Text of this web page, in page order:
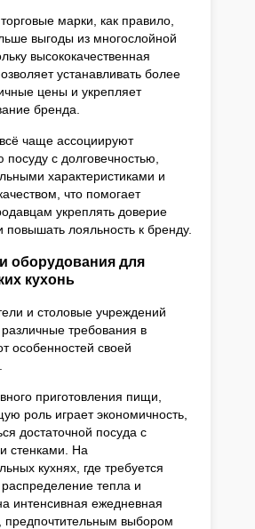
марки, как правило,
выгоды из многослойной
высококачественная
устанавливать более
цены и укрепляет
бренда.
чаще ассоциируют
с долговечностью,
характеристиками и
что помогает
укреплять доверие
повышать лояльность к бренду.
оборудования для
кухонь
и столовые учреждений
требования в
особенностей своей
приготовления пищи,
роль играет экономичность,
достаточной посуда с
стенками. На
кухнях, где требуется
тепла и
интенсивная ежедневная
предпочтительным выбором